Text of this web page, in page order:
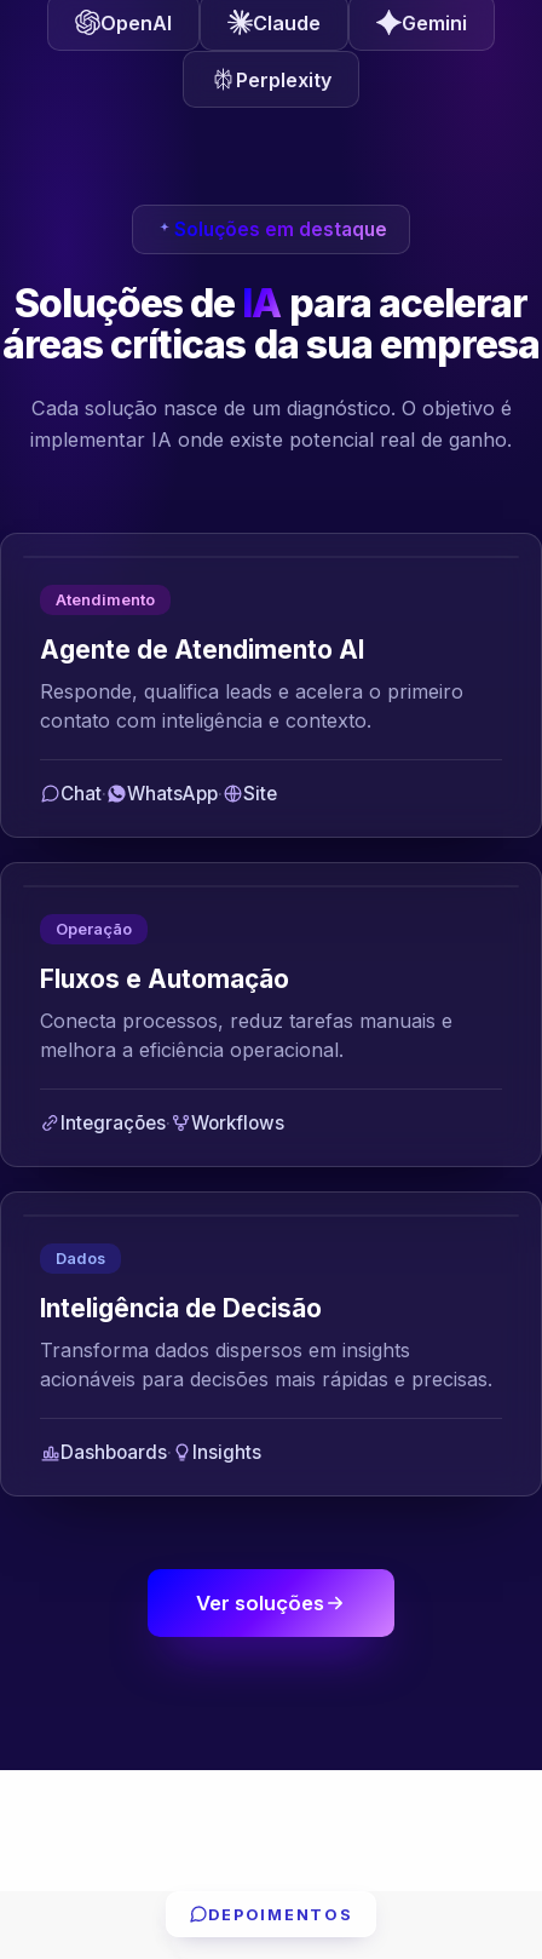
OpenAI Claude Gemini
Perplexity
Soluções em destaque
Soluções de IA para acelerar
áreas críticas da sua empresa
Cada solução nasce de um diagnóstico. O objetivo é
implementar IA onde existe potencial real de ganho.
Atendimento
Agente de Atendimento AI
Responde, qualifica leads e acelera o primeiro
contato com inteligência e contexto.
Chat· WhatsApp· Site
Operação
Fluxos e Automação
Conecta processos, reduz tarefas manuais e
melhora a eficiência operacional.
Integrações· Workflows
Dados
Inteligência de Decisão
Transforma dados dispersos em insights
acionáveis para decisões mais rápidas e precisas.
Dashboards· Insights
Ver soluções
DEPOIMENTOS